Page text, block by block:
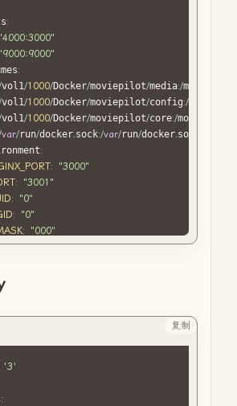
:
"4000:3000"
"9000:9000"
:
vol1/1000/Docker/moviepilot/media:/media
vol1/1000/Docker/moviepilot/config:/
vol1/1000/Docker/moviepilot/core:/moviepilot
var/run/docker.sock:/var/run/docker.sock
:
:
"3000"
:
"3001"
:
"0"
:
"0"
:
"000"
: "Asia/Shanghai"
'3'
:
复制PHP